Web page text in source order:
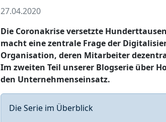
27.04.2020
Die Coronakrise versetzte
macht eine zentrale Frage der
Organisation, deren Mitarbeiter
Im zweiten Teil unserer Blogserie über
den Unternehmenseinsatz.
Die Serie im Überblick